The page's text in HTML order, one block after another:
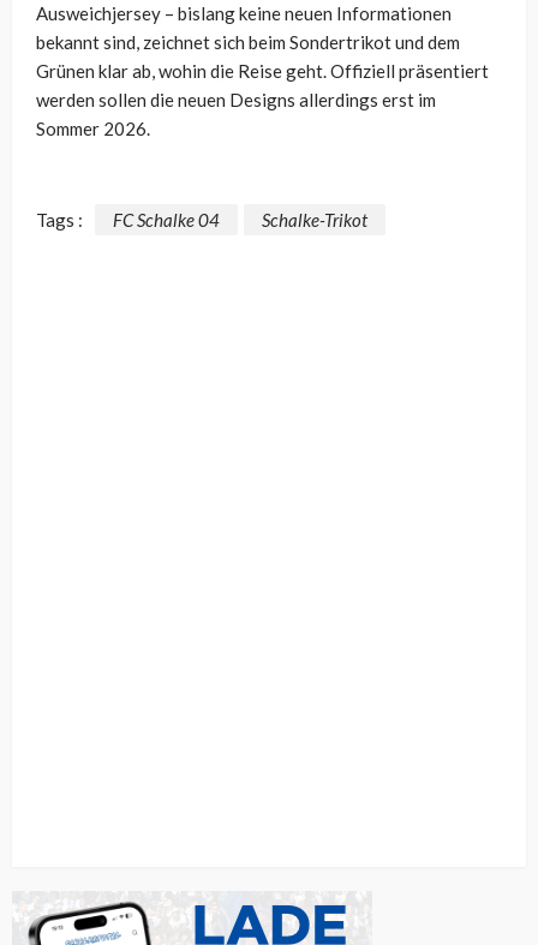
Ausweichjersey – bislang keine neuen Informationen
bekannt sind, zeichnet sich beim Sondertrikot und dem
Grünen klar ab, wohin die Reise geht. Offiziell präsentiert
werden sollen die neuen Designs allerdings erst im
Sommer 2026.
Tags : FC Schalke 04 Schalke-Trikot